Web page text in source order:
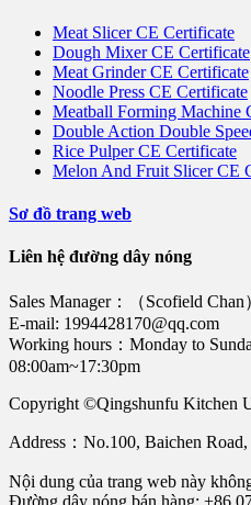
Meat Slicer CE Certificate
Dough Mixer CE Certificate
Meat Grinder CE Certificate
Noodle Press CE Certificate
Meatball Forming Machine
Double Action Double
Rice Pulper CE Certificate
Melon And Fruit Slicer CE
Sơ đồ trang web
Liên hệ đường dây nóng
Sales Manager：（Scofield
E-mail: 1994428170@qq.com
Working hours：Monday to
08:00am~17:30pm
Copyright ©Qingshunfu Kitchen
Address：No.100, Baichen
Nội dung của trang web này
Đường dây nóng bán hàng: +86